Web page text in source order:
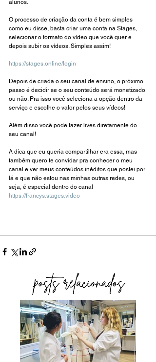
alunos.
O processo de criação da conta é bem simples
como eu disse, basta criar uma conta na Stages,
selecionar o formato do vídeo que você quer e
depois subir os vídeos. Simples assim!
https://stages.online/login
Depois de criada o seu canal de ensino, o próximo
passo é decidir se o seu conteúdo será monetizado
ou não. Pra isso você seleciona a opção dentro da
serviço e escolhe o valor pelos seus vídeos!
Além disso você pode fazer lives diretamente do
seu canal!
A dica que eu queria compartilhar era essa, mas
também quero te convidar pra conhecer o meu
canal e ver meus conteúdos inéditos que postei por
lá e que não estou nas minhas outras redes, ou
seja, é especial dentro do canal
https://francys.stages.video